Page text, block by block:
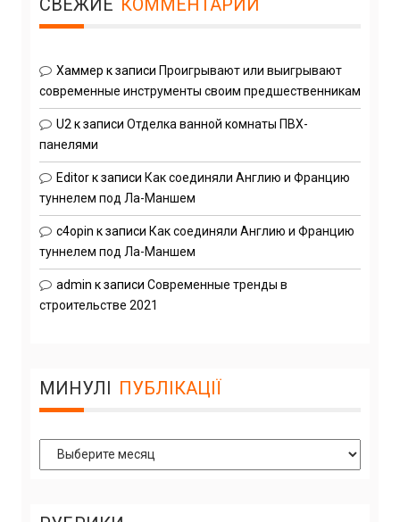
СВЕЖИЕ КОММЕНТАРИИ
Хаммер к записи Проигрывают или выигрывают
современные инструменты своим предшественникам
U2 к записи Отделка ванной комнаты ПВХ-
панелями
Editorк записи Как соединяли Англию и Францию
туннелем под Ла-Маншем
c4opin к записи Как соединяли Англию и Францию
туннелем под Ла-Маншем
admin к записи Современные тренды в
строительстве 2021
МИНУЛІ ПУБЛІКАЦІЇ
Минулі
Публікації